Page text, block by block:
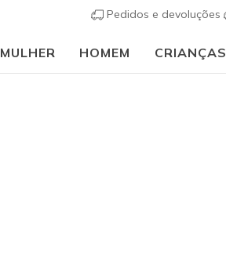
Pedidos e devoluções
MULHER HOMEM CRIANÇAS